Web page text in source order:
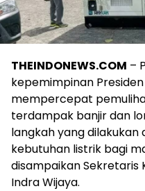
THEINDONEWS.COM –
kepemimpinan
mempercepat
terdampak banjir dan
langkah yang dilakukan
kebutuhan listrik bagi
disampaikan Sekretaris
Indra Wijaya.